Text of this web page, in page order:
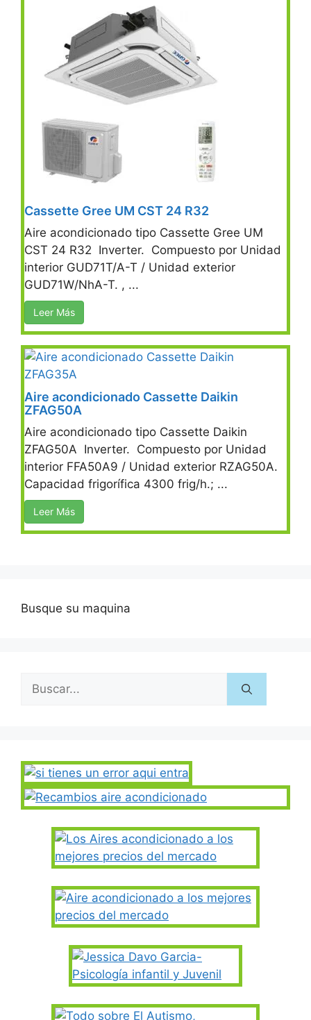
Cassette Gree UM CST 24 R32
Aire acondicionado tipo Cassette Gree UM
CST 24 R32 Inverter. Compuesto por Unidad
interior GUD71T/A-T / Unidad exterior
GUD71W/NhA-T. , ...
Leer Más
Aire acondicionado Cassette Daikin
ZFAG50A
Aire acondicionado tipo Cassette Daikin
ZFAG50A Inverter. Compuesto por Unidad
interior FFA50A9 / Unidad exterior RZAG50A.
Capacidad frigorífica 4300 frig/h.; ...
Leer Más
Busque su maquina